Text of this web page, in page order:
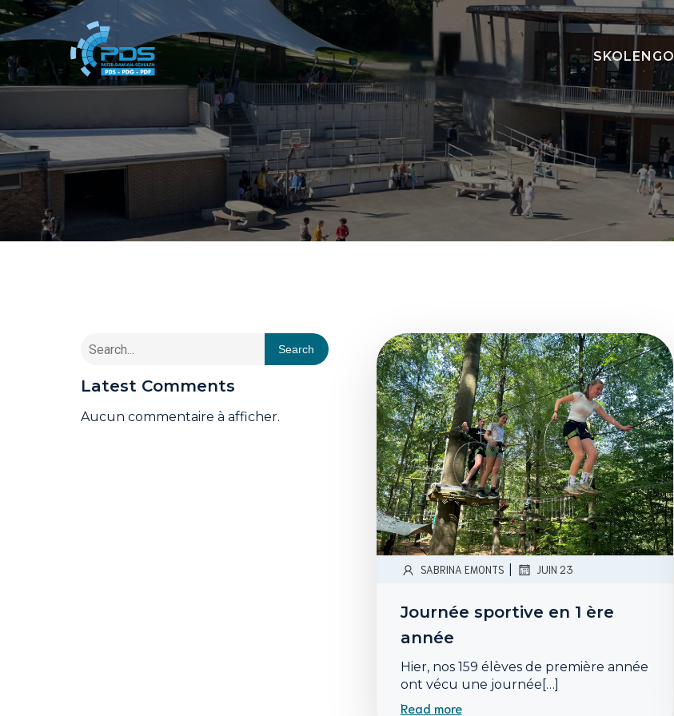
SKOLENGO
Search
Latest Comments
Aucun commentaire à afficher.
SABRINA EMONTS JUIN 23
Journée sportive en 1 ère
année
Hier, nos 159 élèves de première année
ont vécu une journée[…]
Read more